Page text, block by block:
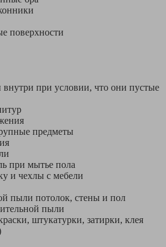
поверхности
при условии, что они пустые
предметы
при мытье пола
и чехлы с мебели
пыли потолок, стены и пол
пыли
штукатурки, затирки, клея